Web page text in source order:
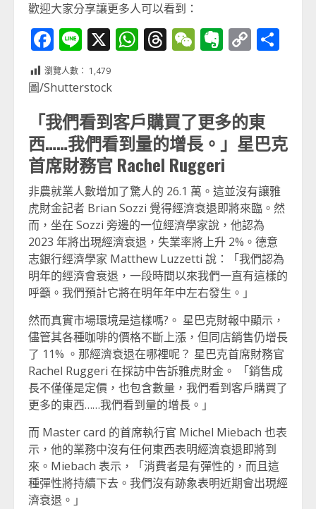
歡迎大家分享讓更多人可以看到：
Facebook
Line
X WhatsApp
Threads
WeChat
Evernote
Copy
瀏覽人數： 1,479
圖/Shutterstock
「我們看到客戶購買了更多的東
西……我們看到量的增長。」星巴克
首席財務官 Rachel Ruggeri
非農就業人數增加了驚人的 26.1 萬。這並沒有讓雅
虎財金記者 Brian Sozzi 覺得經濟衰退即將來臨。然
而，坐在 Sozzi 旁邊的一位經濟學家說，他認為
2023 年將出現經濟衰退，失業率將上升 2%。德意
志銀行經濟學家 Matthew Luzzetti 說：「我們認為
明年的經濟會衰退，一段時間以來我們一直有這樣的
呼籲。我們預計它將在明年年中左右發生。」
然而真實市場環境是這樣嗎?。 星巴克財報中顯示，
儘管其各種咖啡的價格不斷上漲，但同店銷售仍增長
了 11% 。那經濟衰退在哪裡呢？ 星巴克首席財務官
Rachel Ruggeri 在採訪中告訴雅虎財金。 「銷售成
長不僅僅是定價，也包含數量，我們看到客戶購買了
更多的東西……我們看到量的增長。」
而 Master card 的首席執行官 Michel Miebach 也表
示，他的業務中沒有任何東西表明經濟衰退即將到
來。Miebach 表示，「消費者是有彈性的，而且這
種彈性將持續下去。我們沒有跡象表明近期會出現經
濟衰退。」